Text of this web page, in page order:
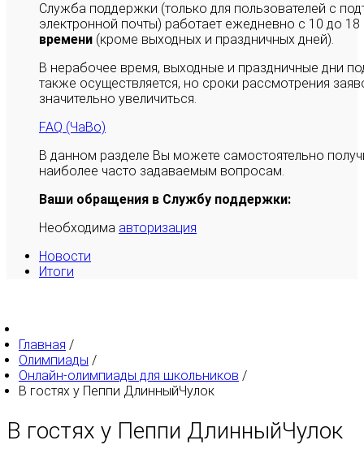
Служба поддержки (только для пользователей с
электронной почты) работает ежедневно с 10 до
времени (кроме выходных и праздничных дней).
В нерабочее время, выходные и праздничные дни
также осуществляется, но сроки рассмотрения
значительно увеличиться.
FAQ (ЧаВо)
В данном разделе Вы можете самостоятельно
наиболее часто задаваемым вопросам.
Ваши обращения в Службу поддержки:
Необходима авторизация
Новости
Итоги
Главная /
Олимпиады /
Онлайн-олимпиады для школьников /
В гостях у Пеппи ДлинныйЧулок
В гостях у Пеппи ДлинныйЧулок